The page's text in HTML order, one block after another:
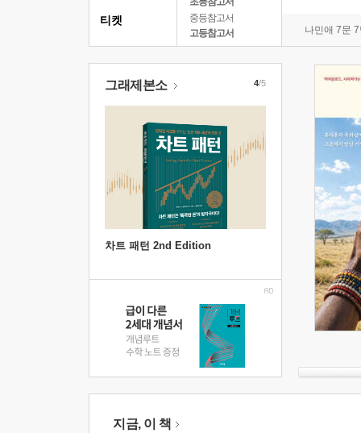
중등참고서
고등참고서
나민애 7문
티켓
그래제본소
차트 패턴 2nd Edition
4/5
지금, 이 책